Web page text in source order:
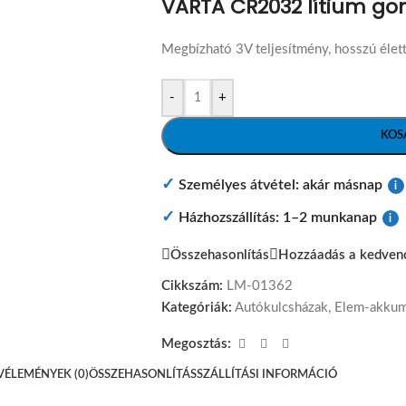
VARTA CR2032 lítium
Megbízható 3V teljesítmény, hosszú
- +
✓ Személyes átvétel: akár másnap i
✓ Házhozszállítás: 1–2 munkanap i
Összehasonlítás Hozzáadás a
Cikkszám: LM-01362
Kategóriák: Autókulcsházak, Elem-
Megosztás:
(0)ÖSSZEHASONLÍTÁSSZÁLLÍTÁSI INFORMÁCIÓ